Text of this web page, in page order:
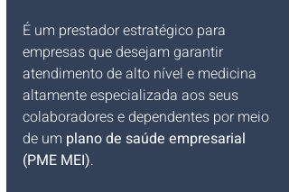
É um prestador estratégico para
empresas que desejam garantir
atendimento de alto nível e medicina
altamente especializada aos seus
colaboradores e dependentes por meio
de um plano de saúde empresarial
(PME MEI).